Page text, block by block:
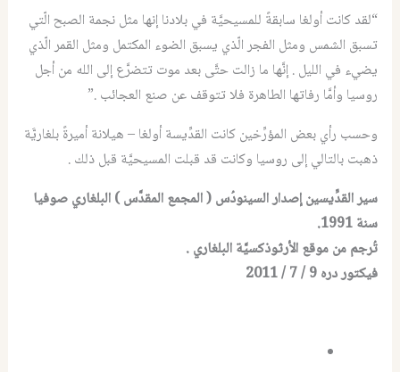
“لقد كانت أولغا سابقةً للمسيحيَّة في بلادنا إنها مثل نجمة الصبح الّتي
تسبق الشمس ومثل الفجر الّذي يسبق الضوء المكتمل ومثل القمر الّذي
يضيء في الليل . إنَّها ما زالت حتَّى بعد موت تتضرَّع إلى الله من أجل
روسيا وأمَّا رفاتها الطاهرة فلا تتوقف عن صنع العجائب .”
وحسب رأي بعض المؤرِّخين كانت القدِّيسة أولغا – هيلانة أميرةً بلغاريَّة
ذهبت بالتالي إلى روسيا وكانت قد قبلت المسيحيَّة قبل ذلك .
سير القدِّيسين إصدار السينودُس ( المجمع المقدَّس ) البلغاري صوفيا
سنة 1991.
تُرجم من موقع الأرثوذكسيَّة البلغاري .
فيكتور دره 9 / 7 / 2011